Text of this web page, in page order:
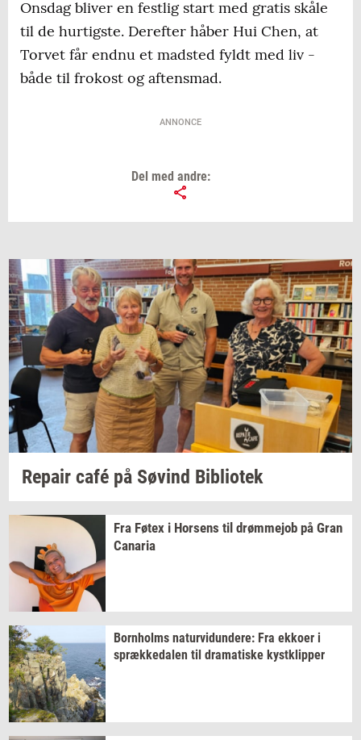
Onsdag bliver en festlig start med gratis skåle
til de hurtigste. Derefter håber Hui Chen, at
Torvet får endnu et madsted fyldt med liv -
både til frokost og aftensmad.
ANNONCE
Del med andre:
Re­pair café på Søvind Bi­bli­o­tek
Fra Føtex i Hor­sens til drømm­ejob på Gran
Ca­na­ria
Born­holms na­tur­vi­dun­de­re: Fra ek­ko­er i
spræk­ke­da­len til dra­ma­ti­ske kyst­klip­per